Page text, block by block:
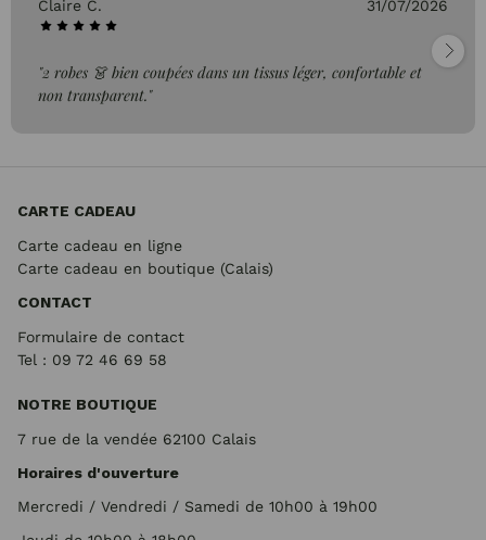
Claire C. 31/07/2026
"2 robes 👗 bien coupées dans un tissus léger, confortable et
non transparent."
CARTE CADEAU
Carte cadeau en ligne
Carte cadeau en boutique (Calais)
CONTACT
Formulaire de contact
Tel : 09 72 46 69 58
NOTRE BOUTIQUE
7 rue de la vendée 62100 Calais
Horaires d'ouverture
Mercredi / Vendredi / Samedi de 10h00 à 19h00